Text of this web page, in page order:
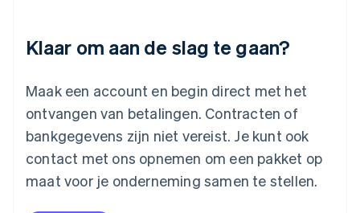
Klaar om aan de slag te gaan?
Maak een account en begin direct met het
ontvangen van betalingen. Contracten of
bankgegevens zijn niet vereist. Je kunt ook
contact met ons opnemen om een pakket op
maat voor je onderneming samen te stellen.
Litouwen
Luxemburg
Maleisië
English简体中文
Malta
English
Mexico